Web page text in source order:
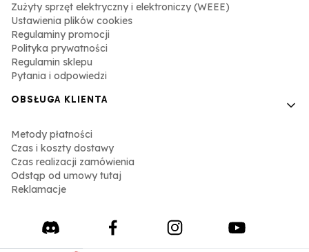
Zużyty sprzęt elektryczny i elektroniczy (WEEE)
Ustawienia plików cookies
Regulaminy promocji
Polityka prywatności
Regulamin sklepu
Pytania i odpowiedzi
OBSŁUGA KLIENTA
Metody płatności
Czas i koszty dostawy
Czas realizacji zamówienia
Odstąp od umowy tutaj
Reklamacje